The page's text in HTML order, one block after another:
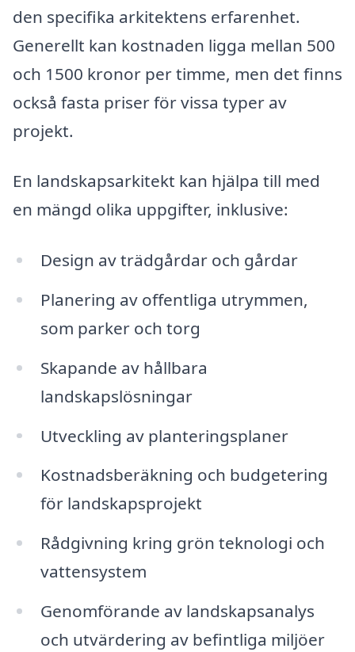
den specifika arkitektens erfarenhet.
Generellt kan kostnaden ligga mellan 500
och 1500 kronor per timme, men det finns
också fasta priser för vissa typer av
projekt.
En landskapsarkitekt kan hjälpa till med
en mängd olika uppgifter, inklusive:
Design av trädgårdar och gårdar
Planering av offentliga utrymmen,
som parker och torg
Skapande av hållbara
landskapslösningar
Utveckling av planteringsplaner
Kostnadsberäkning och budgetering
för landskapsprojekt
Rådgivning kring grön teknologi och
vattensystem
Genomförande av landskapsanalys
och utvärdering av befintliga miljöer